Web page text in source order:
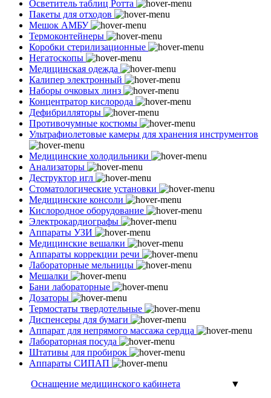
Осветитель таблиц Ротта
Пакеты для отходов
Мешок АМБУ
Термоконтейнеры
Коробки стерилизационные
Негатоскопы
Медицинская одежда
Калипер электронный
Наборы очковых линз
Концентратор кислорода
Дефибрилляторы
Противочумные костюмы
Ультрафиолетовые камеры для хранения инструментов
Медицинские холодильники
Анализаторы
Деструктор игл
Стоматологические установки
Медицинские консоли
Кислородное оборудование
Электрокардиографы
Аппараты УЗИ
Медицинские вешалки
Аппараты коррекции речи
Лабораторные мельницы
Мешалки
Бани лабораторные
Дозаторы
Термостаты твердотельные
Диспенсеры для бумаги
Аппарат для непрямого массажа сердца
Лабораторная посуда
Штативы для пробирок
Аппараты СИПАП
Оснащение медицинского кабинета
▼